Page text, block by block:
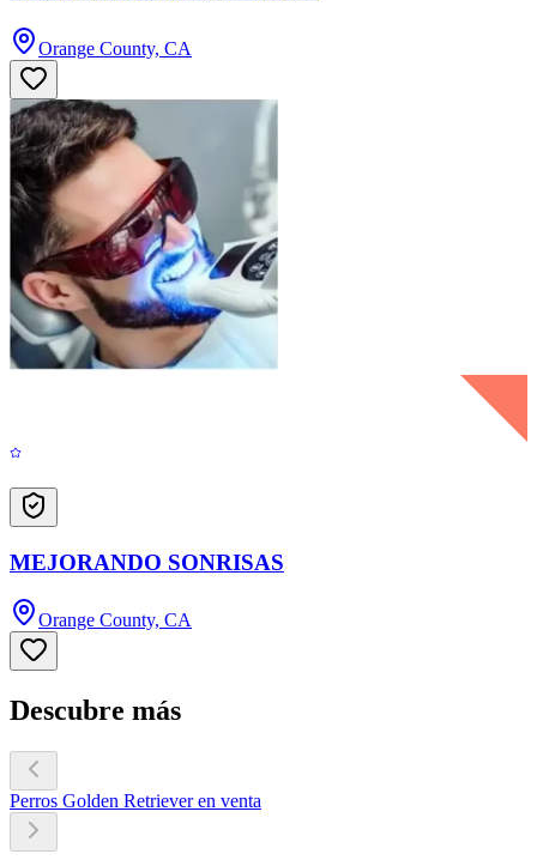
Orange County, CA
MEJORANDO SONRISAS
Orange County, CA
Descubre más
Perros Golden Retriever en venta